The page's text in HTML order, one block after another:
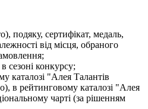
подяку, сертифікат, медаль,
від місця, обраного
сезоні конкурсу;
каталозі "Алея Талантів
в рейтинговому каталозі "Алея
чарті (за рішенням